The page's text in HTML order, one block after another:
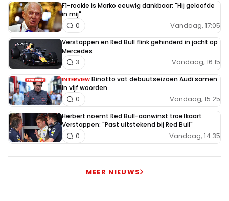
F1-rookie is Marko eeuwig dankbaar: "Hij geloofde
in mij"
Vandaag, 17:05
0
Verstappen en Red Bull flink gehinderd in jacht op
Mercedes
Vandaag, 16:15
3
INTERVIEW Binotto vat debuutseizoen Audi samen
in vijf woorden
Vandaag, 15:25
0
Herbert noemt Red Bull-aanwinst troefkaart
Verstappen: "Past uitstekend bij Red Bull"
Vandaag, 14:35
0
MEER NIEUWS